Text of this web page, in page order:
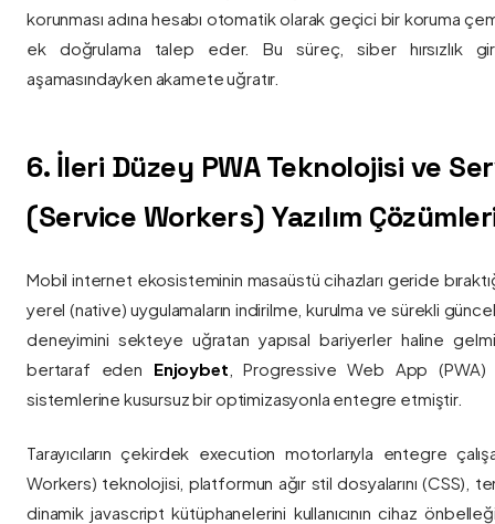
korunması adına hesabı otomatik olarak geçici bir koruma
ek doğrulama talep eder. Bu süreç, siber hırsızlık
aşamasındayken akamete uğratır.
6. İleri Düzey PWA Teknolojisi ve
(Service Workers) Yazılım
Mobil internet ekosisteminin masaüstü cihazları geride
yerel (native) uygulamaların indirilme, kurulma ve sürekli
deneyimini sekteye uğratan yapısal bariyerler haline
bertaraf eden Enjoybet , Progressive Web App (PWA)
sistemlerine kusursuz bir optimizasyonla entegre etmiştir.
Tarayıcıların çekirdek execution motorlarıyla entegre
Workers) teknolojisi, platformun ağır stil dosyalarını (CSS),
dinamik javascript kütüphanelerini kullanıcının cihaz